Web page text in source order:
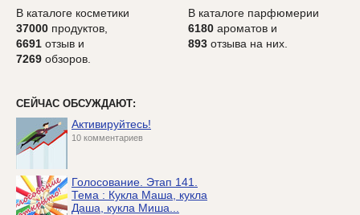
В каталоге косметики
37000 продуктов,
6691 отзыв и
7269 обзоров.
В каталоге парфюмерии
6180 ароматов и
893 отзыва на них.
СЕЙЧАС ОБСУЖДАЮТ:
Активируйтесь!
10 комментариев
Голосование. Этап 141.
Тема : Кукла Маша, кукла
Даша, кукла Миша...